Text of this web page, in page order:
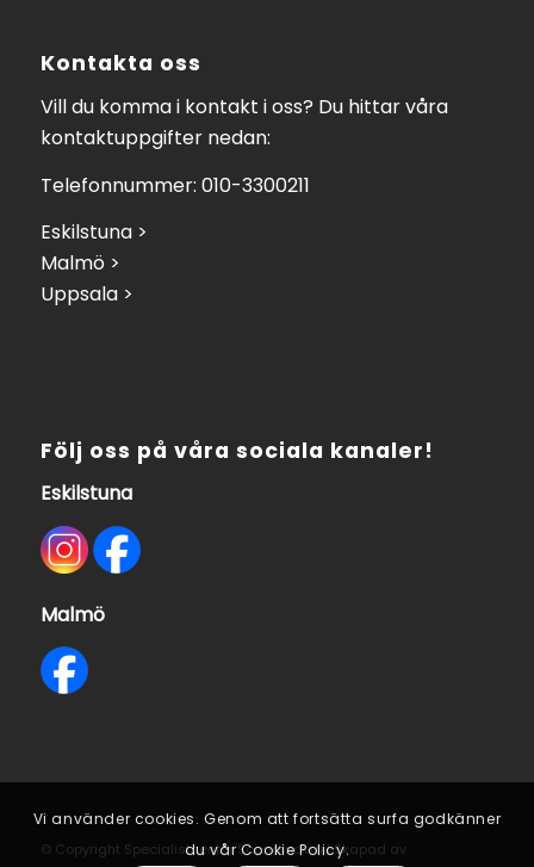
Kontakta oss
Vill du komma i kontakt i oss? Du hittar våra
kontaktuppgifter nedan:
Telefonnummer: 010-3300211
Eskilstuna >
Malmö >
Uppsala >
Följ oss på våra sociala kanaler!
Eskilstuna
Malmö
© Copyright Specialistcenter Scandinavia | Skapad av
Vi använder cookies. Genom att fortsätta surfa godkänner
du vår Cookie Policy.